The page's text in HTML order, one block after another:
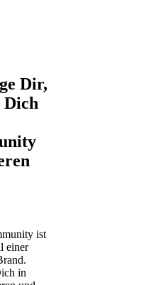
Dir,
Dich
ist
einer
in